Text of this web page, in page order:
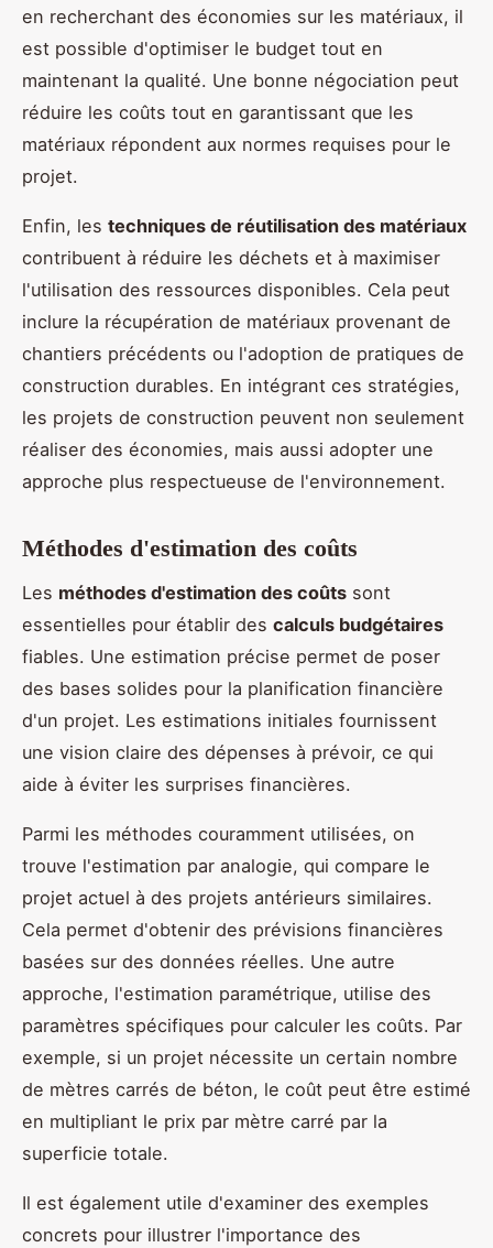
en recherchant des économies sur les matériaux, il
est possible d'optimiser le budget tout en
maintenant la qualité. Une bonne négociation peut
réduire les coûts tout en garantissant que les
matériaux répondent aux normes requises pour le
projet.
Enfin, les techniques de réutilisation des matériaux
contribuent à réduire les déchets et à maximiser
l'utilisation des ressources disponibles. Cela peut
inclure la récupération de matériaux provenant de
chantiers précédents ou l'adoption de pratiques de
construction durables. En intégrant ces stratégies,
les projets de construction peuvent non seulement
réaliser des économies, mais aussi adopter une
approche plus respectueuse de l'environnement.
Méthodes d'estimation des coûts
Les méthodes d'estimation des coûts sont
essentielles pour établir des calculs budgétaires
fiables. Une estimation précise permet de poser
des bases solides pour la planification financière
d'un projet. Les estimations initiales fournissent
une vision claire des dépenses à prévoir, ce qui
aide à éviter les surprises financières.
Parmi les méthodes couramment utilisées, on
trouve l'estimation par analogie, qui compare le
projet actuel à des projets antérieurs similaires.
Cela permet d'obtenir des prévisions financières
basées sur des données réelles. Une autre
approche, l'estimation paramétrique, utilise des
paramètres spécifiques pour calculer les coûts. Par
exemple, si un projet nécessite un certain nombre
de mètres carrés de béton, le coût peut être estimé
en multipliant le prix par mètre carré par la
superficie totale.
Il est également utile d'examiner des exemples
concrets pour illustrer l'importance des